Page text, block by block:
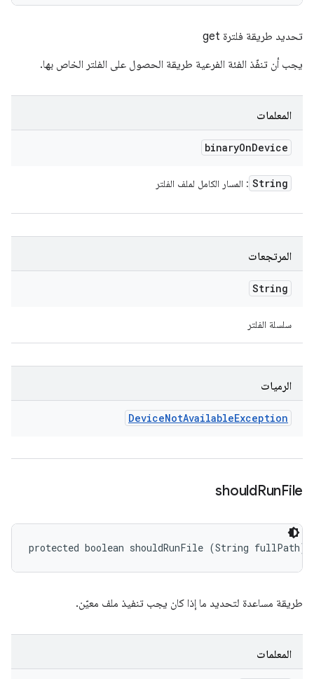
تحديد طريقة فلترة get
يجب أن تنفّذ الفئة الفرعية طريقة الحصول على الفلتر الخاص بها.
المعلمات
binaryOnDevice
String : المسار الكامل لملف الفلتر
المرتجعات
String
سلسلة الفلتر
الرميات
DeviceNotAvailableException
shouldRunFile
protected boolean shouldRunFile (String fullPath)
طريقة مساعدة لتحديد ما إذا كان يجب تنفيذ ملف معيّن.
المعلمات